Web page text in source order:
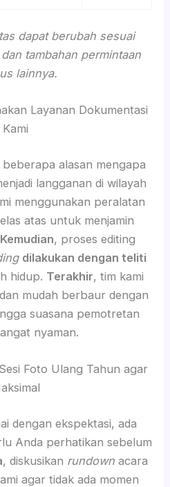
dapat berubah sesuai
tambahan permintaan
lainnya.
Layanan Dokumentasi
Kami
beberapa alasan mengapa
langganan di wilayah
menggunakan peralatan
atas untuk menjamin
Kemudian, proses editing
dilakukan dengan teliti
hidup. Terakhir, tim kami
mudah berbaur dengan
suasana pemotretan
nyaman.
Foto Ulang Tahun agar
dengan ekspektasi, ada
Anda perhatikan sebelum
, diskusikan rundownacara
agar tidak ada momen